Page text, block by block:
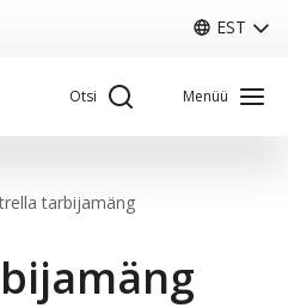
EST
Otsi Menüü
tarbijamäng